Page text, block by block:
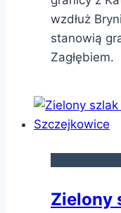
wzdłuż
stanowią
Zagłębiem.
Zielony